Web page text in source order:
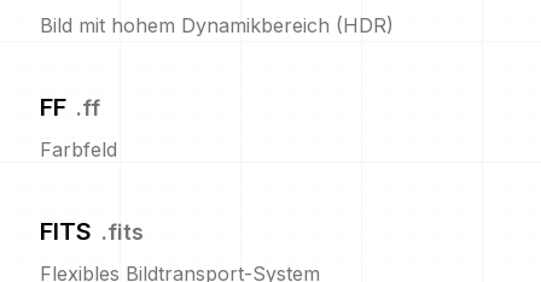
Bild mit hohem Dynamikbereich (HDR)
FF .ff
Farbfeld
FITS .fits
Flexibles Bildtransport-System